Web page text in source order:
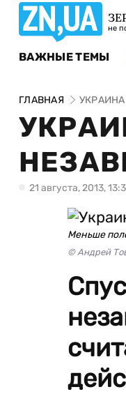
не
ВАЖНЫЕ ТЕМЫ
ГЛАВНАЯ УКРАИНА
21 августа, 2013,
Меньше
© Андрей